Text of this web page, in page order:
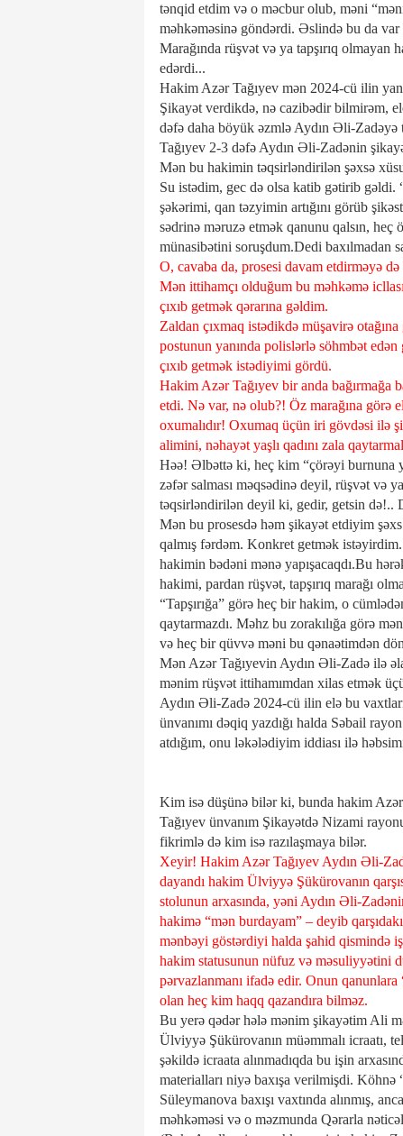
tənqid etdim və o məcbur olub, məni
məhkəməsinə göndərdi. Əslində bu da
Marağında rüşvət və ya tapşırıq olmayan
edərdi...
Hakim Azər Tağıyev mən 2024-cü ilin
Şikayət verdikdə, nə cazibədir bilmirəm,
dəfə daha böyük əzmlə Aydın Əli-
Tağıyev 2-3 dəfə Aydın Əli-Zadənin
Mən bu hakimin təqsirləndirilən şəxsə
Su istədim, gec də olsa katib gətirib gəldi.
şəkərimi, qan təzyimin artığını görüb
sədrinə məruzə etmək qanunu qalsın, heç
münasibətini soruşdum.Dedi baxılmadan
O, cavaba da, prosesi davam etdirməyə
Mən ittihamçı olduğum bu məhkəmə
çıxıb getmək qərarına gəldim.
Zaldan çıxmaq istədikdə müşavirə
postunun yanında polislərlə söhmbət
çıxıb getmək istədiyimi gördü.
Hakim Azər Tağıyev bir anda bağırmağa
etdi. Nə var, nə olub?! Öz marağına görə
oxumalıdır! Oxumaq üçün iri gövdəsi ilə
alimini, nəhayət yaşlı qadını zala
Həə! Əlbəttə ki, heç kim “çörəyi burnuna
zəfər salması məqsədinə deyil, rüşvət və
təqsirləndirilən deyil ki, gedir, getsin də!..
Mən bu prosesdə həm şikayət etdiyim
qalmış fərdəm. Konkret getmək istəyirdim.
hakimin bədəni mənə yapışacaqdı.Bu
hakimi, pardan rüşvət, tapşırıq marağı
“Tapşırığa” görə heç bir hakim, o
qaytarmazdı. Məhz bu zorakılığa görə
və heç bir qüvvə məni bu qənaətimdən
Mən Azər Tağıyevin Aydın Əli-Zadə ilə
mənim rüşvət ittihamımdan xilas etmək
Aydın Əli-Zadə 2024-cü ilin elə bu
ünvanımı dəqiq yazdığı halda Səbail
atdığım, onu ləkələdiyim iddiası ilə
Kim isə düşünə bilər ki, bunda hakim
Tağıyev ünvanım Şikayətdə Nizami
fikrimlə də kim isə razılaşmaya bilər.
Xeyir! Hakim Azər Tağıyev Aydın Əli-
dayandı hakim Ülviyyə Şükürovanın
stolunun arxasında, yəni Aydın Əli-
hakimə “mən burdayam” – deyib
mənbəyi göstərdiyi halda şahid qismində
hakim statusunun nüfuz və məsuliyyətini
pərvazlanmanı ifadə edir. Onun
olan heç kim haqq qazandıra bilməz.
Bu yerə qədər hələ mənim şikayətim Ali
Ülviyyə Şükürovanın müəmmalı icraatı,
şəkildə icraata alınmadıqda bu işin
materialları niyə baxışa verilmişdi.
Süleymanova baxışı vaxtında alınmış,
məhkəməsi və o məzmunda Qərarla